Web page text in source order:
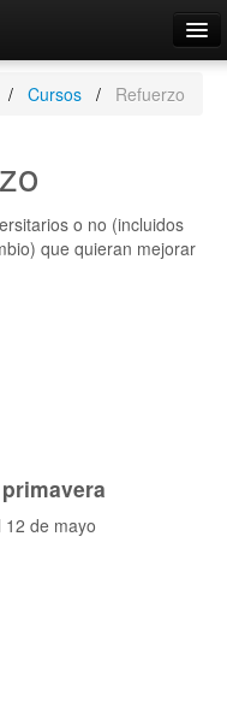
Cursos Refuerzo
o no (incluidos
que quieran mejorar
de mayo